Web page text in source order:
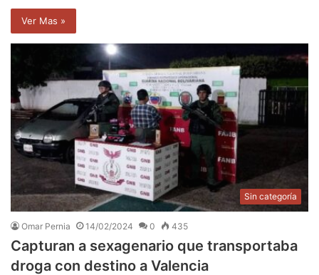
Ver Mas »
Sin categoría
Omar Pernia 14/02/2024 0 435
Capturan a sexagenario que transportaba
droga con destino a Valencia